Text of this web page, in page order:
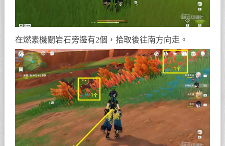
在燃素機關岩石旁邊有2個，拾取後往南方向走。